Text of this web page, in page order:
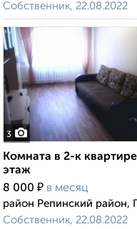
Собственник, 22.08.2022
3
Комната в 2-к
этаж
8 000 ₽ в месяц
район Репинский район,
Собственник, 22.08.2022